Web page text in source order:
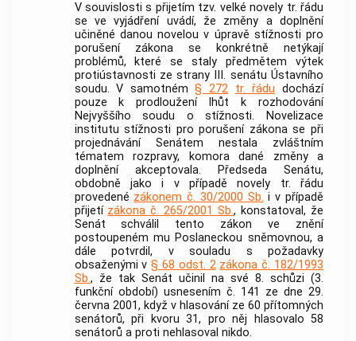
V souvislosti s přijetím tzv. velké novely tr. řádu
se ve vyjádření uvádí, že změny a doplnění
učiněné danou novelou v úpravě stížnosti pro
porušení zákona se konkrétně netýkají
problémů, které se staly předmětem výtek
protiústavnosti ze strany III. senátu Ústavního
soudu. V samotném§ 272 tr. řádu dochází
pouze k prodloužení lhůt k rozhodování
Nejvyššího soudu o stížnosti. Novelizace
institutu stížnosti pro porušení zákona se při
projednávání Senátem nestala zvláštním
tématem rozpravy, komora dané změny a
doplnění akceptovala. Předseda Senátu,
obdobně jako i v případě novely tr. řádu
provedené zákonem č. 30/2000 Sb. i v případě
přijetí zákona č. 265/2001 Sb., konstatoval, že
Senát schválil tento zákon ve znění
postoupeném mu Poslaneckou sněmovnou, a
dále potvrdil, v souladu s požadavky
obsaženými v§ 68 odst. 2 zákona č. 182/1993
Sb., že tak Senát učinil na své 8. schůzi (3.
funkční období) usnesením č. 141 ze dne 29.
června 2001, když v hlasování ze 60 přítomných
senátorů, při kvoru 31, pro něj hlasovalo 58
senátorů a proti nehlasoval nikdo.